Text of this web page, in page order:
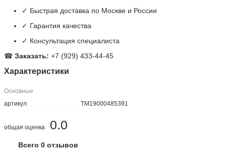
✓ Быстрая доставка по Москве и России
✓ Гарантия качества
✓ Консультация специалиста
☎Заказать: +7 (929) 433-44-45
Характеристики
Основные
артикул
TM19000485391
0.0
общая оценка
Всего 0 отзывов